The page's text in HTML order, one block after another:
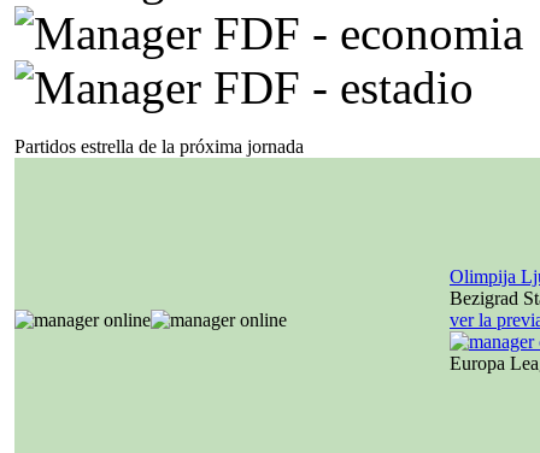
Partidos estrella de la próxima jornada
Olimpija
Bezigrad
ver la
Europa